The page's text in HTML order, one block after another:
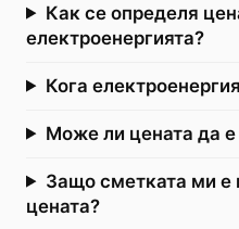
Как се определя
електроенергията?
Кога
Може ли цената да е
Защо сметката ми е
цената?